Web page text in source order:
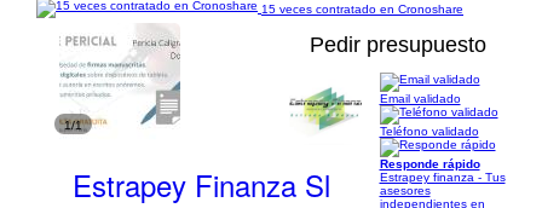
15 veces contratado en Cronoshare
1/1
Pedir presupuesto
Estrapey Finanza Sl
Email validado
Teléfono validado
Responde rápido
Estrapey finanza - Tus
asesores
independientes en